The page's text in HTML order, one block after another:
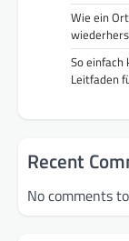
Wie ein
So einfach
Leitfaden
Recent
No comments